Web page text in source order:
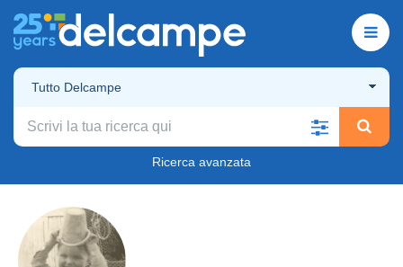
Tutto Delcampe
Ricerca avanzata